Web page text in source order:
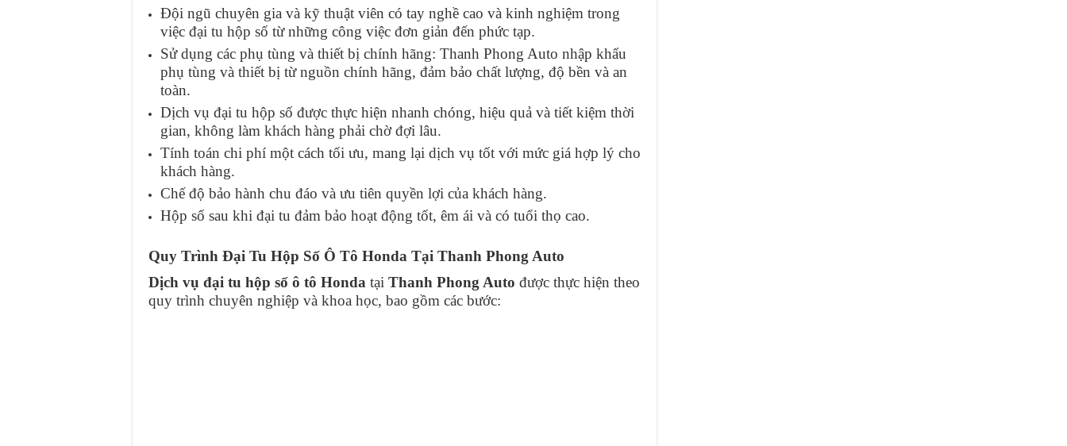
Đội ngũ chuyên gia và kỹ thuật viên có tay nghề cao và kinh nghiệm trong
việc đại tu hộp số từ những công việc đơn giản đến phức tạp.
Sử dụng các phụ tùng và thiết bị chính hãng: Thanh Phong Auto nhập khẩu
phụ tùng và thiết bị từ nguồn chính hãng, đảm bảo chất lượng, độ bền và an
toàn.
Dịch vụ đại tu hộp số được thực hiện nhanh chóng, hiệu quả và tiết kiệm thời
gian, không làm khách hàng phải chờ đợi lâu.
Tính toán chi phí một cách tối ưu, mang lại dịch vụ tốt với mức giá hợp lý cho
khách hàng.
Chế độ bảo hành chu đáo và ưu tiên quyền lợi của khách hàng.
Hộp số sau khi đại tu đảm bảo hoạt động tốt, êm ái và có tuổi thọ cao.
Quy Trình Đại Tu Hộp Số Ô Tô Honda Tại Thanh Phong Auto
Dịch vụ đại tu hộp số ô tô Honda tại Thanh Phong Auto được thực hiện theo
quy trình chuyên nghiệp và khoa học, bao gồm các bước: